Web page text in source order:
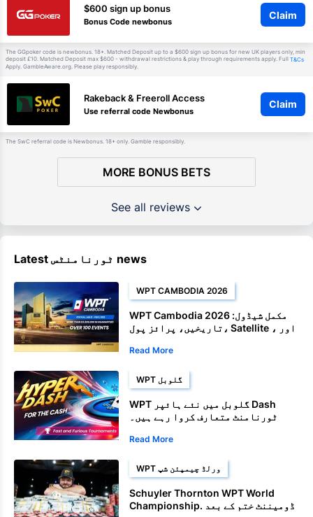
$600 sign up bonus
Bonus Code newbonus
Claim
The GGpoker code is newbonus. 18+. Matched Deposit up to a $600 sign up bonus for new UK players only, min
deposit £10. Matched Deposit max $600 - withdrawal restrictions & play through requirements apply. Full T&Cs
Apply. GambleAware.org. Please play responsibly.
Rakeback & Freeroll Access
Use referral code Newbonus
Claim
The SwC referral code is Newbonus. 18+ only. Gamble responsibly.
MORE BONUS BETS
See all reviews
Latest ٹورنامنٹس news
WPT CAMBODIA 2026
WPT Cambodia 2026 مکمل شیڈول:
تاریخیں، پرائز پول، Satellite ، اور
Read More
WPT گلوبل
WPT گلوبل میں نئے ہائپر Dash
ٹورنامنٹ متعارف کروا رہے ہیں۔
Read More
WPT ورلڈ چیمپئن شپ
Schuyler Thornton WPT World
Championship. ڈومیننٹ ختم کے بعد